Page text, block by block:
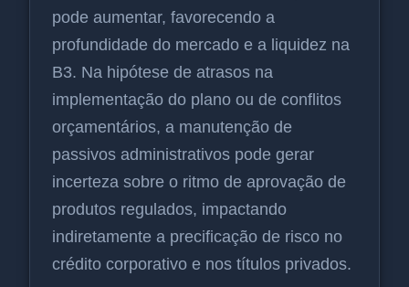
pode aumentar, favorecendo a
profundidade do mercado e a liquidez na
B3. Na hipótese de atrasos na
implementação do plano ou de conflitos
orçamentários, a manutenção de
passivos administrativos pode gerar
incerteza sobre o ritmo de aprovação de
produtos regulados, impactando
indiretamente a precificação de risco no
crédito corporativo e nos títulos privados.